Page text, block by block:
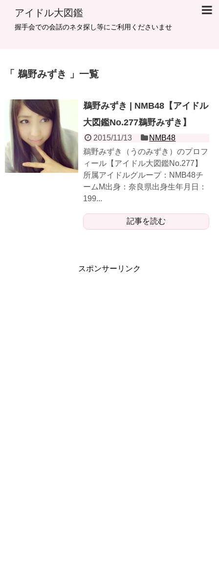
アイドル大図鑑
握手会での会話のネタ探し等にご利用くださいませ
鵜野みずき 一覧
鵜野みずき | NMB48【アイドル
大図鑑No.277鵜野みずき】
2015/11/13
NMB48
鵜野みずき（うのみずき）のプロフ
ィール【アイドル大図鑑No.277】
所属アイドルグループ：NMB48チ
ームM出身：奈良県出身生年月日：
199...
記事を読む
スポンサーリンク